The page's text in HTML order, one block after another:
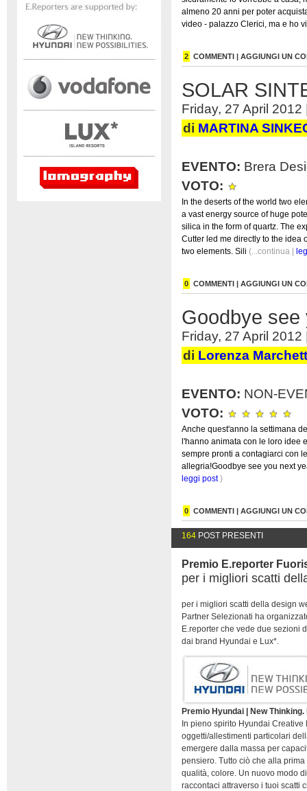
almeno 20 anni per poter
video - palazzo Clerici, ma e ho
2 COMMENTI | AGGIUNGI UN
SOLAR
Friday, 27 April 2012
di MARTINA
EVENTO: Brera
VOTO:
In the deserts of the world two
a vast energy source of huge
silica in the form of quartz. The
Cutter led me directly to the idea
two elements. Sili (...continua |
0 COMMENTI | AGGIUNGI UN
Goodbye
Friday, 27 April 2012
di Lorenza
EVENTO: NON-
VOTO:
Anche quest'anno la settimana
l'hanno animata con le loro idee
sempre pronti a contagiarci con
allegria!Goodbye see you next
leggi post)
0 COMMENTI | AGGIUNGI UN
164 POST PRESENTI
Premio E.reporter
per i migliori scatti
per i migliori scatti della design
Partner Selezionati ha
E.reporter che vede due sezioni
dai brand Hyundai e Lux*.
Premio Hyundai | New
In pieno spirito Hyundai
oggetti/allestimenti particolari
emergere dalla massa per
pensiero. Tutto ciò che alla
qualità, colore. Un nuovo modo
raccontaci attraverso i tuoi scatti